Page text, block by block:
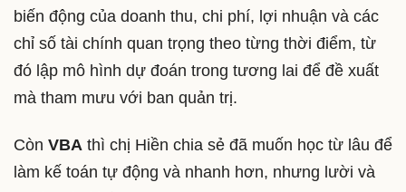
biến động của doanh thu, chi phí, lợi nhuận và các
chỉ số tài chính quan trọng theo từng thời điểm, từ
đó lập mô hình dự đoán trong tương lai để đề xuất
mà tham mưu với ban quản trị.
Còn VBA thì chị Hiền chia sẻ đã muốn học từ lâu để
làm kế toán tự động và nhanh hơn, nhưng lười và